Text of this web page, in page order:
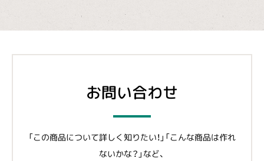
お問い合わせ
「この商品について詳しく知りたい！」「こんな商品は作れ
ないかな？」など、